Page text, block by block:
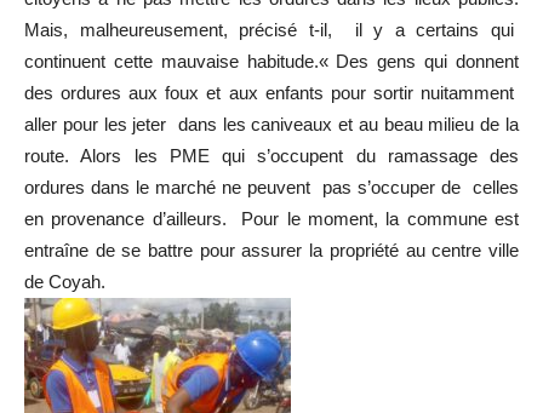
Mais, malheureusement, précisé t-il, il y a certains qui
continuent cette mauvaise habitude.« Des gens qui donnent
des ordures aux foux et aux enfants pour sortir nuitamment
aller pour les jeter dans les caniveaux et au beau milieu de la
route. Alors les PME qui s’occupent du ramassage des
ordures dans le marché ne peuvent pas s’occuper de celles
en provenance d’ailleurs. Pour le moment, la commune est
entraîne de se battre pour assurer la propriété au centre ville
de Coyah.